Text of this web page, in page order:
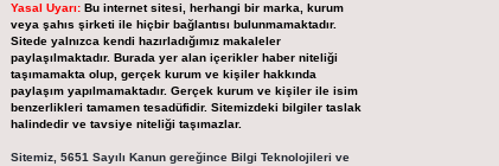
Yasal Uyarı: Bu internet sitesi, herhangi bir marka, kurum
veya şahıs şirketi ile hiçbir bağlantısı bulunmamaktadır.
Sitede yalnızca kendi hazırladığımız makaleler
paylaşılmaktadır. Burada yer alan içerikler haber niteliği
taşımamakta olup, gerçek kurum ve kişiler hakkında
paylaşım yapılmamaktadır. Gerçek kurum ve kişiler ile isim
benzerlikleri tamamen tesadüfidir. Sitemizdeki bilgiler taslak
halindedir ve tavsiye niteliği taşımazlar.
Sitemiz, 5651 Sayılı Kanun gereğince Bilgi Teknolojileri ve